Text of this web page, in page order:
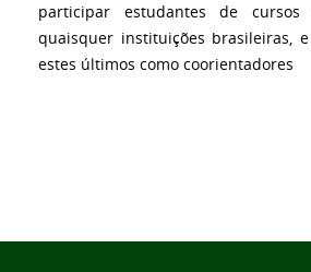
participar estudantes de
quaisquer instituições brasileiras,
estes últimos como coorientadores